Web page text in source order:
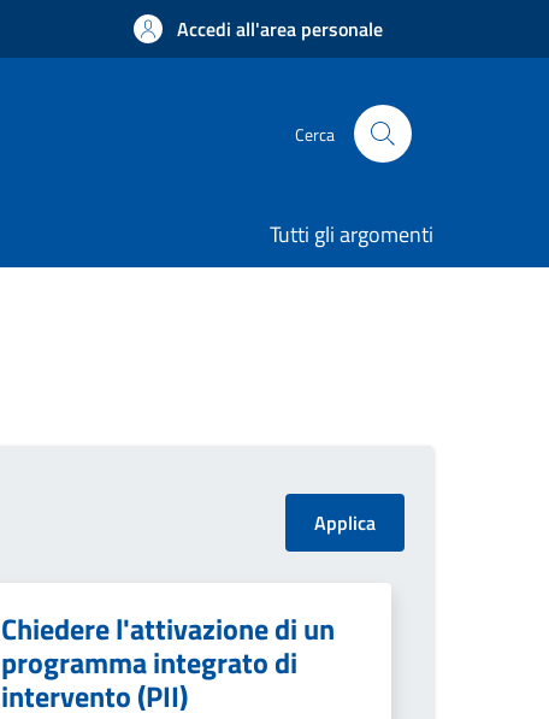
Accedi all'area personale
Cerca
Tutti gli argomenti
Chiedere l'attivazione di un
programma integrato di
intervento (PII)